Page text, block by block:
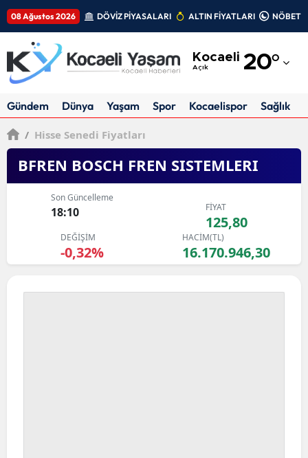
08 Ağustos 2026 DÖVİZ PİYASALARI ALTIN FİYATLARI
Kocaeli
Açık 20°
Adıyaman
Ankara
Antalya
Artvin
Aydın
Balıkesir
Gündem Dünya Yaşam Spor Kocaelispor Sağlık
/ Hisse Senedi Fiyatları
BFREN BOSCH FREN SISTEMLERI
Son Güncelleme
18:10 FİYAT
125,80
DEĞİŞİM
-0,32%
HACİM(TL)
16.170.946,30